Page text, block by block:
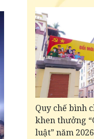
Quy chế bình
khen thưởng
luật” năm 2026